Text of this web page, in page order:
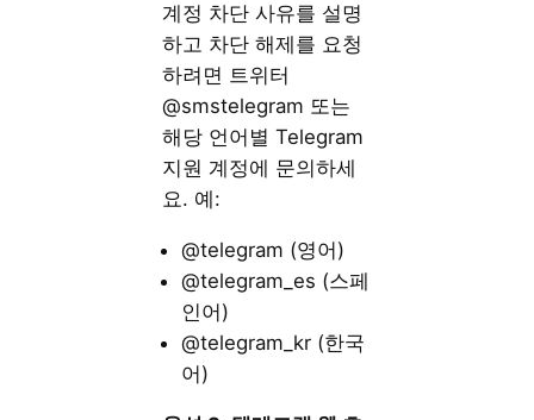
계정 차단 사유를 설명
하고 차단 해제를 요청
하려면 트위터
@smstelegram 또는
해당 언어별 Telegram
지원 계정에 문의하세
요. 예:
@telegram (영어)
@telegram_es (스페
인어)
@telegram_kr (한국
어)